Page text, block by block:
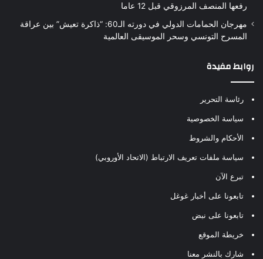
رفعها المنصف المرزوقي قبل 12 عاما
مهرجان الحمامات الدولي في دورته الـ60: “ذاكرة تعيش” بين عراقة
المسرح التونسي وسحر الموسيقى العالمية
روابط مفيدة
رئاسة التحرير
سياسة الخصوصية
الأحكام والشروط
سياسة ملفات تعريف الارتباط (الاتحاد الأوروبي)
تبرع الآن
تابعونا على أخبار غوغل
تابعونا على نبض
خريطة الموقع
شارك بالنشر معنا